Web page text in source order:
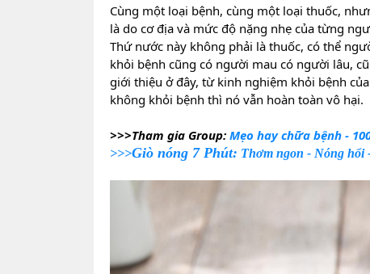
Cùng một loại bệnh, cùng một loại thuốc,
là do cơ địa và mức độ nặng nhẹ của từng
Thứ nước này không phải là thuốc, có thể
khỏi bệnh cũng có người mau có người lâu,
giới thiệu ở đây, từ kinh nghiệm khỏi bệnh
không khỏi bệnh thì nó vẫn hoàn toàn vô hại.
>>>Tham gia Group: Mẹo hay chữa bệnh -
>>>Giò nóng 7 Phút: Thơm ngon - Nóng